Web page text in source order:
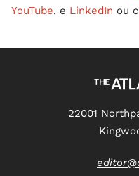
YouTube, e LinkedIn ou
22001